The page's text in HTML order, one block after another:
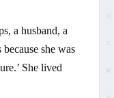
a husband, a
she was
She lived